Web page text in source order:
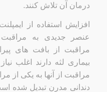
درمان آن تلاش کنند.
افزایش استفاده از
عنصر جدیدی به مراقبت
مراقبت از بافت های
بیماری لثه دارند اغلب
مراقبت از آنها به یکی
دندانی مدرن تبدیل شده